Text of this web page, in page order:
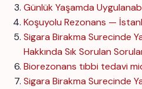
Günlük Yaşamda
Koşuyolu Rezonans —
Sigara Birakma Surecinde
Hakkında Sık Sorulan
Biorezonans tıbbi tedavi
Sigara Birakma Surecinde